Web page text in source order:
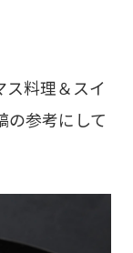
ス料理＆スイ
の参考にして